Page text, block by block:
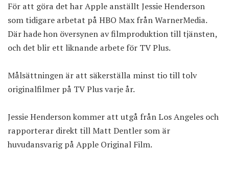
För att göra det har Apple anställt Jessie Henderson
som tidigare arbetat på HBO Max från WarnerMedia.
Där hade hon översynen av filmproduktion till tjänsten,
och det blir ett liknande arbete för TV Plus.
Målsättningen är att säkerställa minst tio till tolv
originalfilmer på TV Plus varje år.
Jessie Henderson kommer att utgå från Los Angeles och
rapporterar direkt till Matt Dentler som är
huvudansvarig på Apple Original Film.